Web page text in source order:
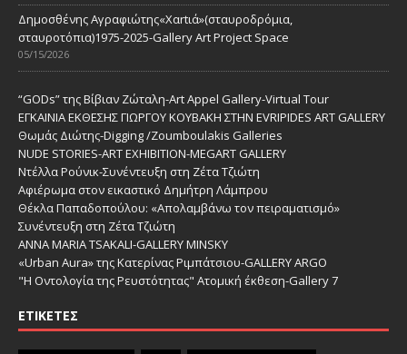
Δημοσθένης Αγραφιώτης«Xαrtιά»(σταυροδρόμια,
σταυροτόπια)1975-2025-Gallery Art Project Space
05/15/2026
“GODs” της Βίβιαν Ζώταλη-Art Appel Gallery-Virtual Tour
ΕΓΚΑΙΝΙΑ ΕΚΘΕΣΗΣ ΓΙΩΡΓΟΥ ΚΟΥΒΑΚΗ ΣΤΗΝ EVRIPIDES ART GALLERY
Θωμάς Διώτης-Digging /Zoumboulakis Galleries
NUDE STORIES-ΑRT EXHIBITION-MEGART GALLERY
Ντέλλα Ρούνικ-Συνέντευξη στη Ζέτα Τζιώτη
Αφιέρωμα στον εικαστικό Δημήτρη Λάμπρου
Θέκλα Παπαδοπούλου: «Απολαμβάνω τον πειραματισμό»
Συνέντευξη στη Ζέτα Τζιώτη
ANNA MARIA TSAKALI-GALLERY MINSKY
«Urban Aura» της Κατερίνας Ριμπάτσιου-GALLERY ARGO
"Η Οντολογία της Ρευστότητας" Ατομική έκθεση-Gallery 7
ΕΤΙΚΈΤΕΣ